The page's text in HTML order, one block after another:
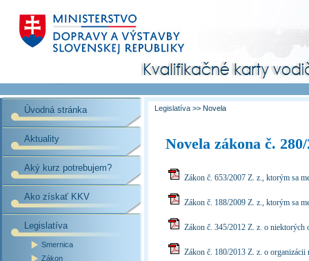
Úvodná stránka
Aktuality
Aký kurz potrebujem?
Ako získať KKV
Legislatíva
Smernica
Zákon
Legislatíva >> Novela
Novela zákona č.
Zákon č. 653/2007 Z. z., ktorým sa
Zákon č. 188/2009 Z. z., ktorým sa
Zákon č. 345/2012 Z. z. o niektorých
Zákon č. 180/2013 Z. z. o